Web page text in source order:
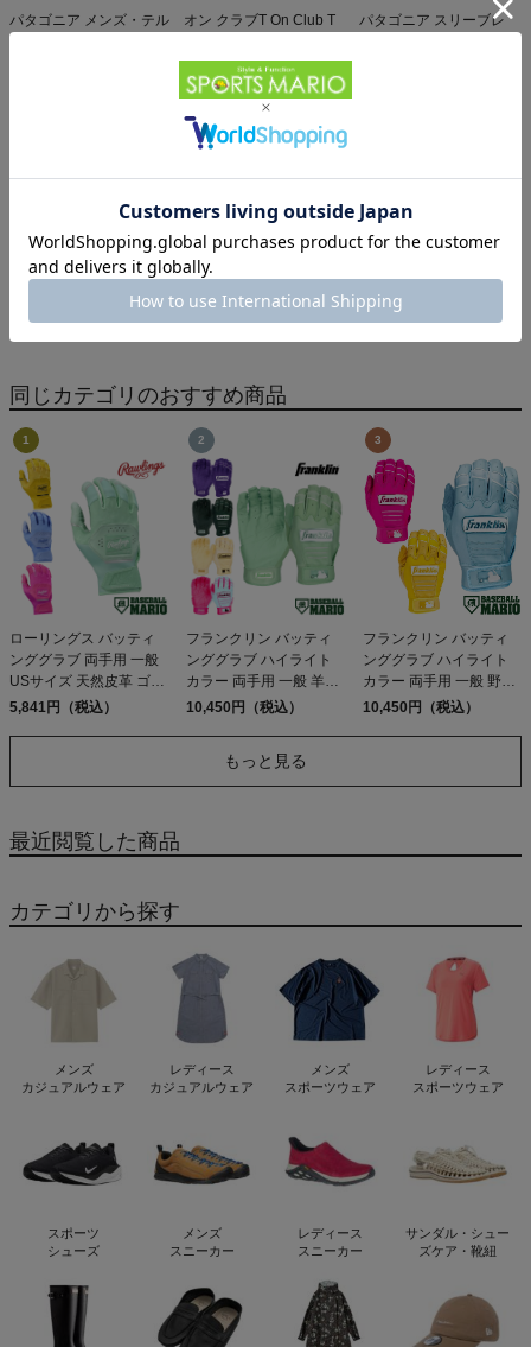
パタゴニア メンズ・テル
オン クラブT On Club T
パタゴニア スリーブレ
パタゴニア レフュジオ・
PATAGONIA REFUGIO
15,950円（税込）
パタゴニア フーディニ・
ジャケット PATAGONIA
MS HOUDINI JKT
13,558円（税込）
同じカテゴリのおすすめ商品
ローリングス バッティ
ンググラブ 両手用 一般
USサイズ 天然皮革 ゴー
トスキン 野球 バッティ
5,841円（税込）
フランクリン バッティ
ンググラブ ハイライト
カラー 両手用 一般 羊革
天然皮革 野球 バッティ
マリオ Franklin CFX
PRO HI-LITE BATTING
10,450円（税込）
フランクリン バッティ
ンググラブ ハイライト
カラー 両手用 一般 野球
バッティング手袋 バッ
BATTING GLOVES
10,450円（税込）
もっと見る
最近閲覧した商品
カテゴリから探す
メンズ
カジュアルウェア
レディース
カジュアルウェア
メンズ
スポーツウェア
レディース
スポーツウェア
スポーツ
シューズ
メンズ
スニーカー
レディース
スニーカー
サンダル・シュー
ズケア・靴紐